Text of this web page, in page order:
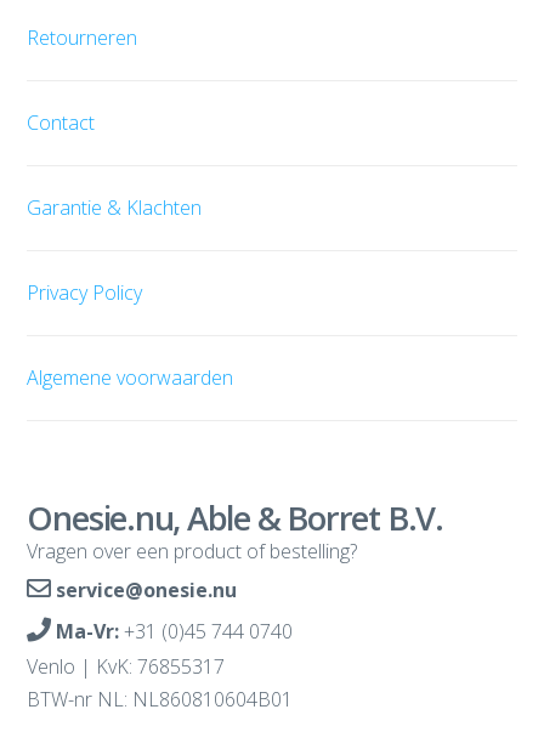
Retourneren
Contact
Garantie & Klachten
Privacy Policy
Algemene voorwaarden
Onesie.nu, Able & Borret B.V.
Vragen over een product of bestelling?
service@onesie.nu
Ma-Vr:+31 (0)45 744 0740
Venlo | KvK: 76855317
BTW-nr NL: NL860810604B01